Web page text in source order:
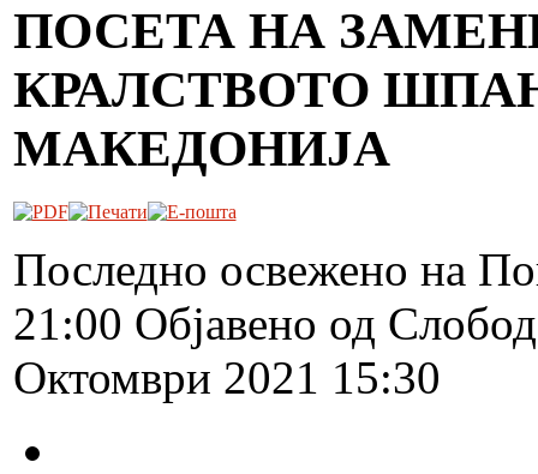
ПОСЕТА НА
КРАЛСТВОТО
МАКЕДОНИЈА
Последно освежено на
21:00 Објавено од
Октомври 2021 15:30